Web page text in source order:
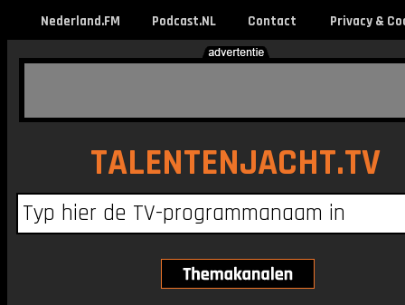
Nederland.FM Podcast.NL Contact Privacy &
TALENTENJACHT.TV